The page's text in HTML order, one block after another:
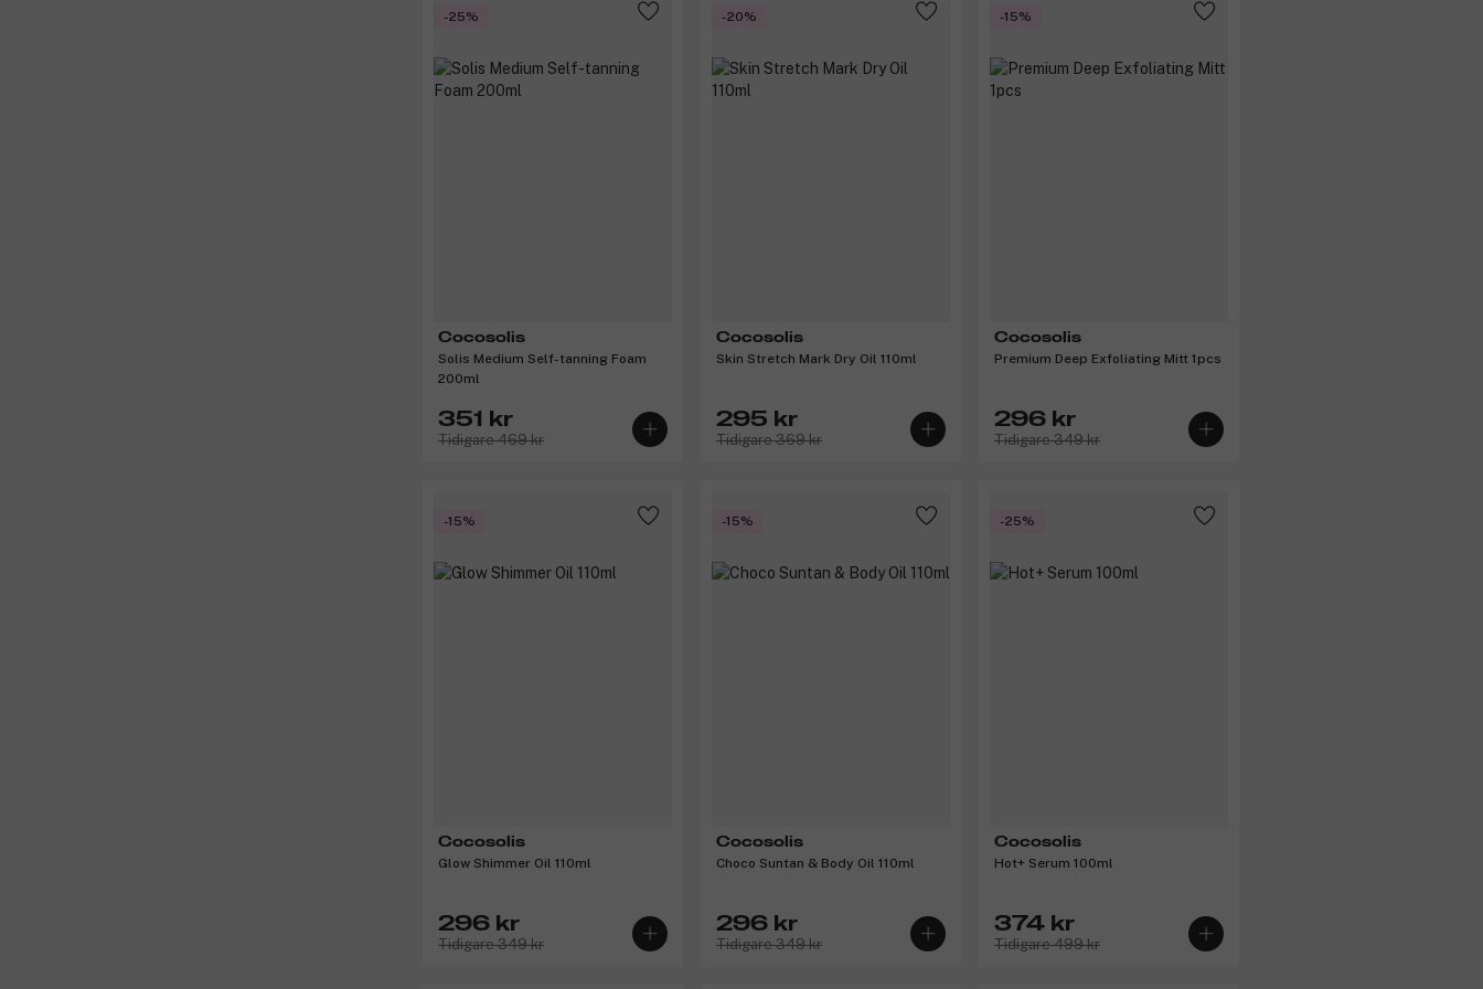
-25%
Cocosolis
Solis Medium Self-tanning Foam
200ml
351 kr
Tidigare 469 kr
-20%
Cocosolis
Skin Stretch Mark Dry Oil 110ml
295 kr
Tidigare 369 kr
-15%
Cocosolis
Premium Deep Exfoliating Mitt 1pcs
296 kr
Tidigare 349 kr
-15%
Cocosolis
Glow Shimmer Oil 110ml
296 kr
Tidigare 349 kr
-15%
Cocosolis
Choco Suntan & Body Oil 110ml
296 kr
Tidigare 349 kr
-25%
Cocosolis
Hot+ Serum 100ml
374 kr
Tidigare 499 kr